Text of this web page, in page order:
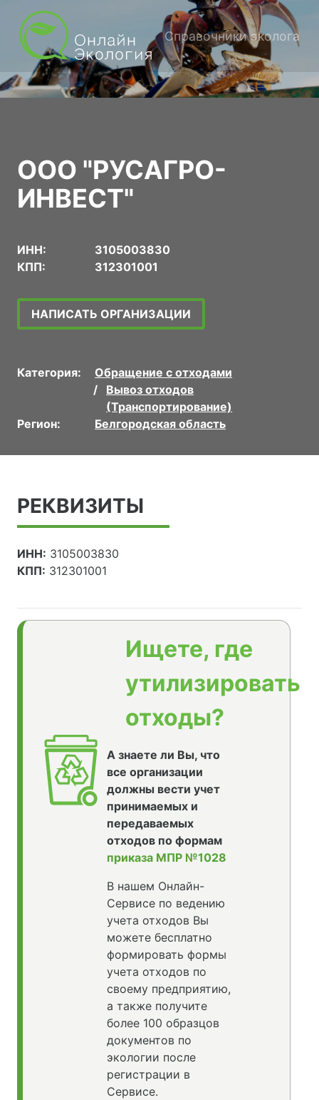
Справочники эколога
ООО "РУСАГРО-
ИНВЕСТ"
ИНН:
3105003830
КПП:
312301001
НАПИСАТЬ ОРГАНИЗАЦИИ
Категория:
Обращение с отходами
Вывоз отходов
(Транспортирование)
Регион:
Белгородская область
РЕКВИЗИТЫ
ИНН: 3105003830
КПП: 312301001
Ищете, где
утилизировать
отходы?
А знаете ли Вы, что
все организации
должны вести учет
принимаемых и
передаваемых
отходов по формам
приказа МПР №1028
В нашем Онлайн-
Сервисе по ведению
учета отходов Вы
можете бесплатно
формировать формы
учета отходов по
своему предприятию,
а также получите
более 100 образцов
документов по
экологии после
регистрации в
Сервисе.